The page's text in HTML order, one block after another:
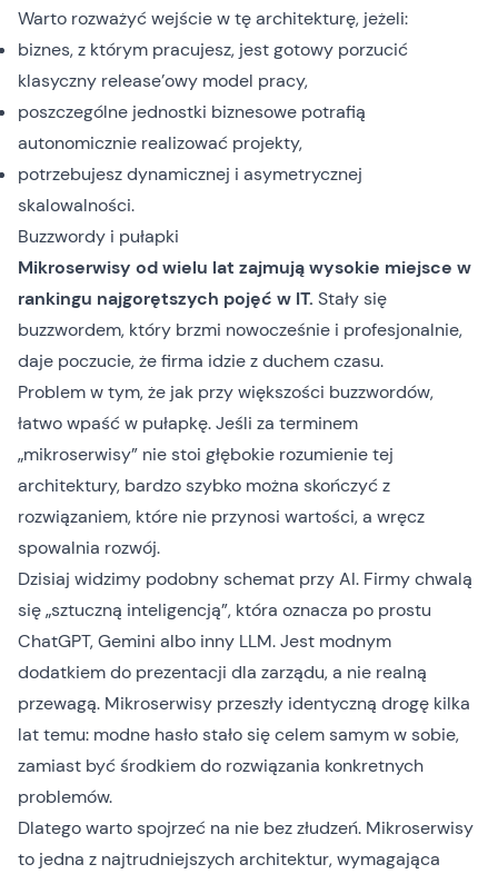
Warto rozważyć wejście w tę architekturę, jeżeli:
biznes, z którym pracujesz, jest gotowy porzucić
klasyczny release’owy model pracy,
poszczególne jednostki biznesowe potrafią
autonomicznie realizować projekty,
potrzebujesz dynamicznej i asymetrycznej
skalowalności.
Buzzwordy i pułapki
Mikroserwisy od wielu lat zajmują wysokie miejsce w
rankingu najgorętszych pojęć w IT. Stały się
buzzwordem, który brzmi nowocześnie i profesjonalnie,
daje poczucie, że firma idzie z duchem czasu.
Problem w tym, że jak przy większości buzzwordów,
łatwo wpaść w pułapkę. Jeśli za terminem
„mikroserwisy” nie stoi głębokie rozumienie tej
architektury, bardzo szybko można skończyć z
rozwiązaniem, które nie przynosi wartości, a wręcz
spowalnia rozwój.
Dzisiaj widzimy podobny schemat przy AI. Firmy chwalą
się „sztuczną inteligencją”, która oznacza po prostu
ChatGPT, Gemini albo inny LLM. Jest modnym
dodatkiem do prezentacji dla zarządu, a nie realną
przewagą. Mikroserwisy przeszły identyczną drogę kilka
lat temu: modne hasło stało się celem samym w sobie,
zamiast być środkiem do rozwiązania konkretnych
problemów.
Dlatego warto spojrzeć na nie bez złudzeń. Mikroserwisy
to jedna z najtrudniejszych architektur, wymagająca